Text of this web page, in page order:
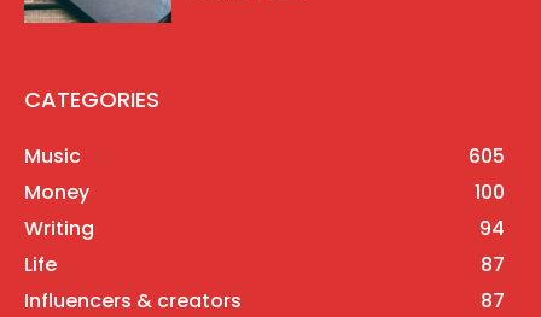
CATEGORIES
Music
605
Money
100
Writing
94
Life
87
Influencers & creators
87